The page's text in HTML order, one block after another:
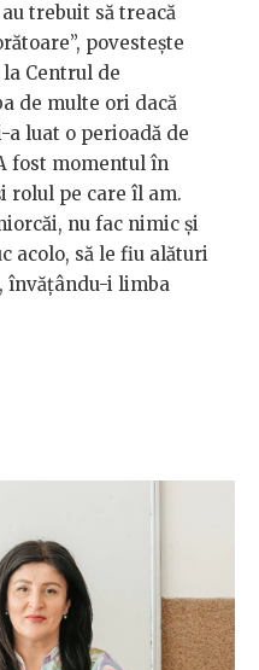
trebuit să treacă
povestește
Centrul de
de multe ori dacă
a luat o perioadă de
fost momentul în
rolul pe care îl am.
nu fac nimic și
acolo, să le fiu alături
învățându-i limba